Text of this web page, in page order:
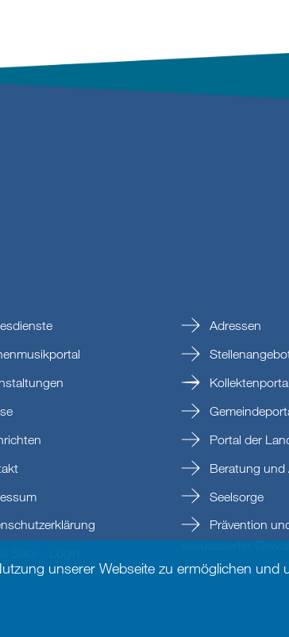
Adressen
Kollektenportal
Portal der
Beratung und
Seelsorge
Prävention
sexualisierter
unserer Webseite zu ermöglichen